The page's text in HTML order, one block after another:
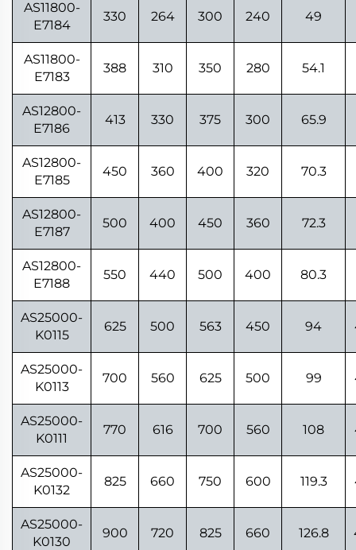
AS11800-
E7184
330 264 300 240 49
AS11800-
E7183
388 310 350 280 54.1
AS12800-
E7186
413 330 375 300 65.9
AS12800-
E7185
450 360 400 320 70.3
AS12800-
E7187
500 400 450 360 72.3
AS12800-
E7188
550 440 500 400 80.3
AS25000-
K0115
625 500 563 450 94
AS25000-
K0113
700 560 625 500 99
AS25000-
K0111
770 616 700 560 108
AS25000-
K0132
825 660 750 600 119.3
AS25000-
K0130
900 720 825 660 126.8